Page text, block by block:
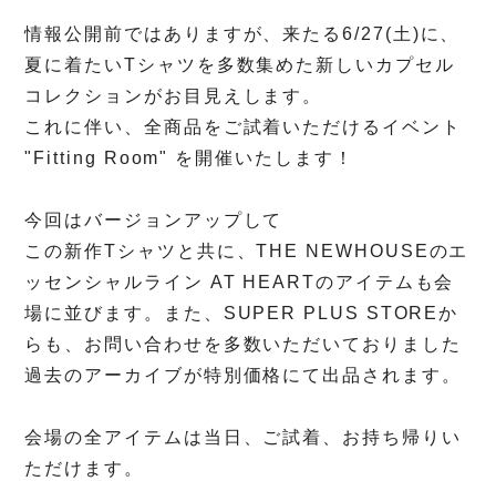
情報公開前ではありますが、来たる6/27(土 )に、
夏に着たいT シャツを多数集めた新しいカプセル
コレクションがお目見えします。
これに伴い、全商品をご試着いただけるイベント
"Fitting Room"
を開催いたします！
今回はバージョンアップして
この新作T シャツと共に、THE NEWHOUSEのエ
ッセンシャルライン AT HEARTのアイテムも会
場に並びます。また、 SUPER PLUS STOREか
らも、お問い合わせを多数いただいておりました
過去のアーカイブが特別価格にて出品されます。
会場の全アイテムは当日、ご試着、お持ち帰りい
ただけます。